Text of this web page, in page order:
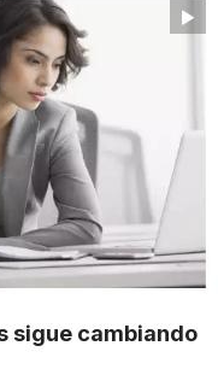
sigue cambiando